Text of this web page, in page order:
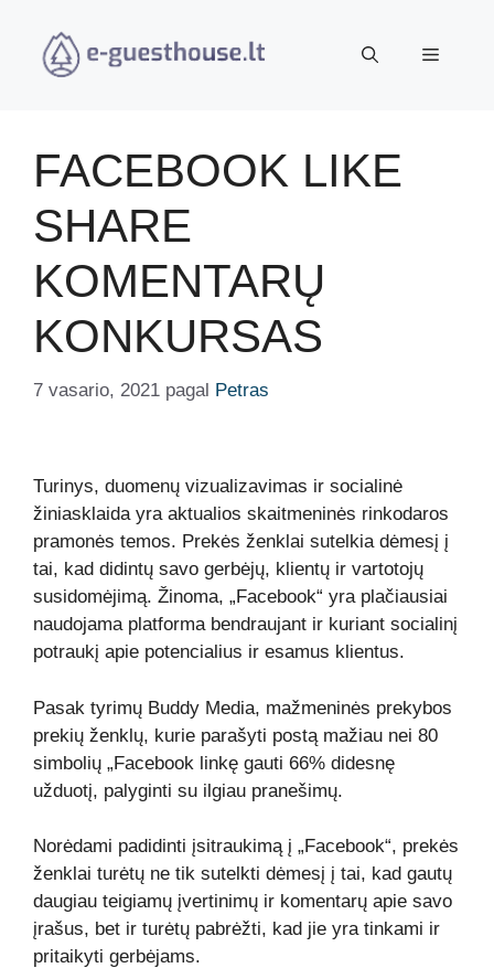
turinio
Meniu
FACEBOOK LIKE
SHARE
KOMENTARŲ
KONKURSAS
7 vasario, 2021 pagal Petras
Turinys, duomenų vizualizavimas ir socialinė
žiniasklaida yra aktualios skaitmeninės rinkodaros
pramonės temos. Prekės ženklai sutelkia dėmesį į
tai, kad didintų savo gerbėjų, klientų ir vartotojų
susidomėjimą. Žinoma, „Facebook“ yra plačiausiai
naudojama platforma bendraujant ir kuriant socialinį
potraukį apie potencialius ir esamus klientus.
Pasak tyrimų Buddy Media, mažmeninės prekybos
prekių ženklų, kurie parašyti postą mažiau nei 80
simbolių „Facebook linkę gauti 66% didesnę
užduotį, palyginti su ilgiau pranešimų.
Norėdami padidinti įsitraukimą į „Facebook“, prekės
ženklai turėtų ne tik sutelkti dėmesį į tai, kad gautų
daugiau teigiamų įvertinimų ir komentarų apie savo
įrašus, bet ir turėtų pabrėžti, kad jie yra tinkami ir
pritaikyti gerbėjams.